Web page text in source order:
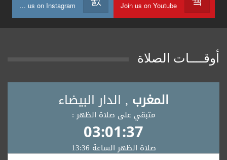
Join us on Youtube
Join us on Instagram
أوقــــات الصلاة